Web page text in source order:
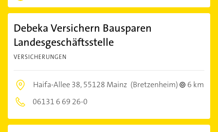
Debeka Versichern Bausparen
Landesgeschäftsstelle
VERSICHERUNGEN
Haifa-Allee 38,55128 Mainz (Bretzenheim)
6 km
06131 6 69 26-0